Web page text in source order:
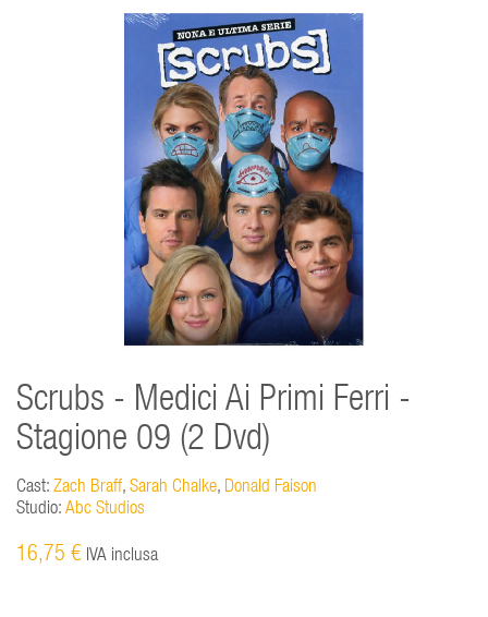
Scrubs - Medici Ai Primi Ferri -
Stagione 09 (2 Dvd)
Cast: Zach Braff, Sarah Chalke, Donald Faison
Studio: Abc Studios
16,75 € IVA inclusa